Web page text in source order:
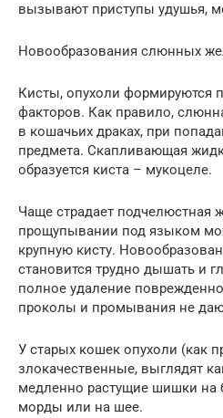
вызывают приступы удушья,
Новообразования слюнных
Кисты, опухоли формируются
факторов. Как правило,
в кошачьих драках, при
предмета. Скапливающая
образуется киста – мукоцеле.
Чаще страдает подчелюстная
прощупывании под языком
крупную кисту.
становится трудно дышать и
полное удаление
проколы и промывания не
У старых кошек опухоли (как
злокачественные, выглядят
медленно растущие шишки на
морды или на шее.